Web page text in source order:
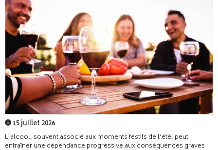
15 juillet 2026
L’alcool, souvent associé aux moments festifs de l’été, peut
entraîner une dépendance progressive aux conséquences graves